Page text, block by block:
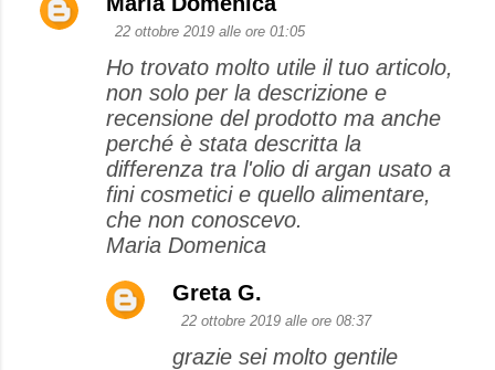
22 ottobre 2019 alle ore 01:05
Ho trovato molto utile il tuo articolo,
non solo per la descrizione e
recensione del prodotto ma anche
perché è stata descritta la
differenza tra l'olio di argan usato a
fini cosmetici e quello alimentare,
che non conoscevo.
Maria Domenica
Greta G.
22 ottobre 2019 alle ore 08:37
grazie sei molto gentile